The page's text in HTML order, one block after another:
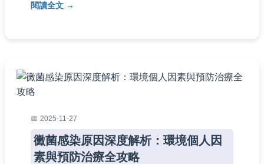
閱讀全文
2025-11-27
黴菌感染原因深度解析：環境個人因
素與預防治療全攻略